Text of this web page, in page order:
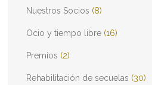
Nuestros Socios (8)
Ocio y tiempo libre (16)
Premios (2)
Rehabilitación de secuelas (30)